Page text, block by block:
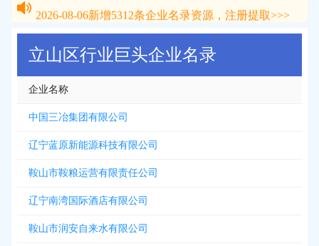
新增 条企业名录资源，注册提取>>>
2026-08-06新增5312条企业名录资源，注册提取>>>
立山区行业巨头企业名录
企业名称
中国三冶集团有限公司
辽宁蓝原新能源科技有限公司
鞍山市鞍粮运营有限责任公司
辽宁南湾国际酒店有限公司
鞍山市润安自来水有限公司